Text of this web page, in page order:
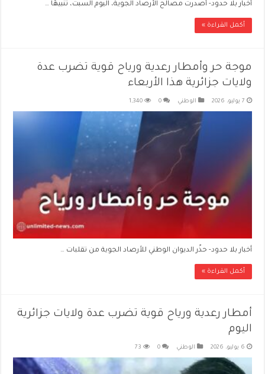
أخبار بلا حدود- أصدرت مصالح الأرصاد الجوية، اليوم السبت، تنبيهًا …
أكمل القراءة »
موجة حر وأمطار رعدية ورياح قوية تضرب عدة
ولايات جزائرية هذا الأربعاء
7 يوليو، 2026 الوطني 0
1,340
أخبار بلا حدود- حذّر الديوان الوطني للأرصاد الجوية من تقلبات …
أكمل القراءة »
أمطار رعدية ورياح قوية تضرب عدة ولايات جزائرية
اليوم
6 يوليو، 2026 الوطني 0
73